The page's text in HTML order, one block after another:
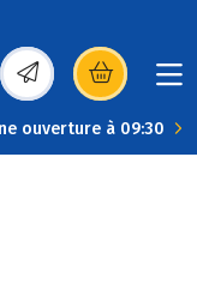
(s’ouvre dans une
ouverture à 09:30